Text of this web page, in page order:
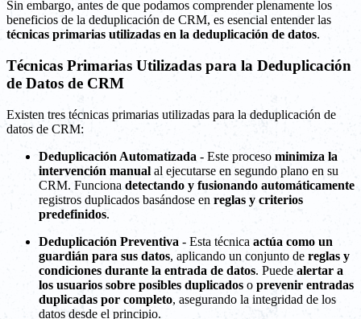
Sin embargo, antes de que podamos comprender plenamente los
beneficios de la deduplicación de CRM, es esencial entender las
técnicas primarias utilizadas en la deduplicación de datos.
Técnicas Primarias Utilizadas para la Deduplicación
de Datos de CRM
Existen tres técnicas primarias utilizadas para la deduplicación de
datos de CRM:
Deduplicación Automatizada - Este proceso minimiza la
intervención manual al ejecutarse en segundo plano en su
CRM. Funciona detectando y fusionando automáticamente
registros duplicados basándose en reglas y criterios
predefinidos.
Deduplicación Preventiva - Esta técnica actúa como un
guardián para sus datos, aplicando un conjunto de reglas y
condiciones durante la entrada de datos. Puede alertar a
los usuarios sobre posibles duplicados o prevenir entradas
duplicadas por completo, asegurando la integridad de los
datos desde el principio.